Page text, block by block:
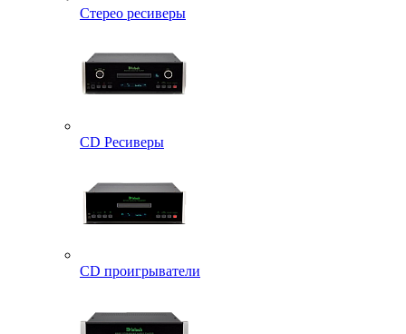
Стерео ресиверы
CD Ресиверы
CD проигрыватели